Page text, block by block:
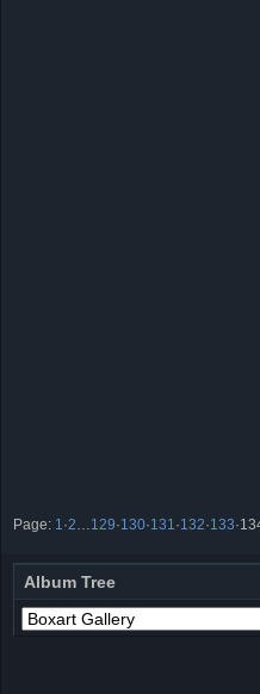
Page: 1 ·2 129·130·131 ·132·133·
Album Tree